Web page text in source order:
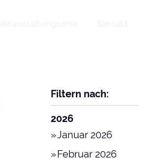
Filtern nach:
2026
Januar 2026
Februar 2026